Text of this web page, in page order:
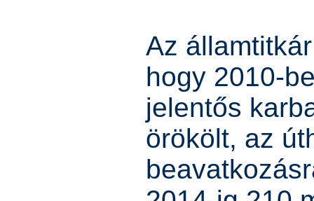
Az
hogy 2010-
jelentős
örökölt, az